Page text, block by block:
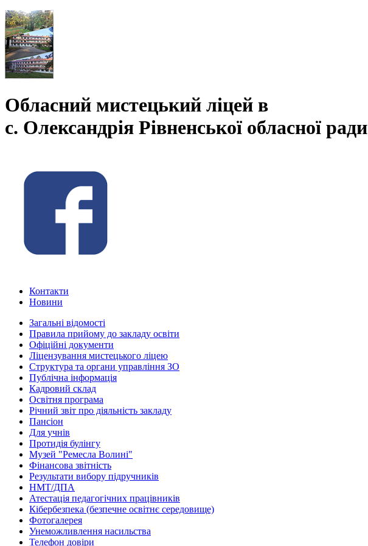
Обласний мистецький ліцей в
с. Олександрія Рівненської обласної ради
Контакти
Новини
Загальні відомості
Правила прийому до закладу освіти
Офіційні документи
Ліцензування мистецького ліцею
Структура та органи управління ЗО
Публічна інформація
Кадровий склад
Освітня програма
Річний звіт про діяльність закладу
Пансіон
Для учнів
Протидія булінгу
Музей "Ремесла Волині"
Фінансова звітність
Результати вибору підручників
НМТ/ДПА
Атестація педагогічних працівників
Кібербезпека (безпечне освітнє середовище)
Фотогалерея
Унеможливлення насильства
Телефон довіри